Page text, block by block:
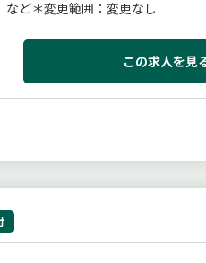
など＊変更範囲：変更なし
この求人を見